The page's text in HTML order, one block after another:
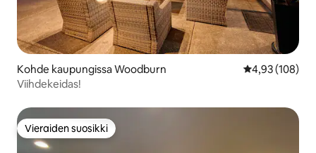
Kohde kaupungissa Woodburn
4,93 (108)
Viihdekeidas!
Vieraiden suosikki
Vieraiden suosikki